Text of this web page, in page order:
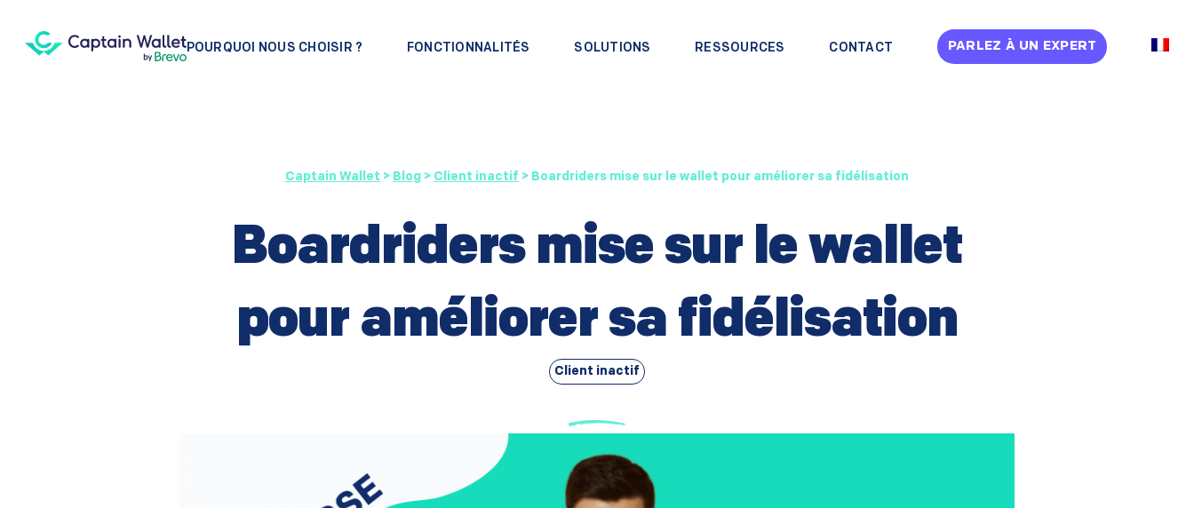
POURQUOI NOUS CHOISIR ? FONCTIONNALITÉS SOLUTIONS RESSOURCES CONTACT PARLEZ À UN EXPERT
Captain Wallet > Blog > Client inactif > Boardriders mise sur le wallet pour améliorer sa fidélisation
Boardriders mise sur le wallet
pour améliorer sa fidélisation
Client inactif